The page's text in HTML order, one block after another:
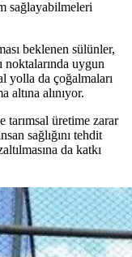
sağlayabilmeleri
beklenen sülünler,
uygun
yolla da çoğalmaları
alınıyor.
tarımsal üretime zarar
sağlığını tehdit
da katkı